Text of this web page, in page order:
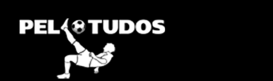
contenido